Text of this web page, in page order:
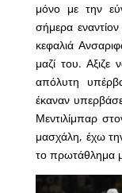
μόνο με την
σήμερα
κεφαλιά
μαζί του. Αξιζε
απόλυτη
έκαναν
Μεντιλίμπαρ
μασχάλη, έχω
το πρωτάθλημα